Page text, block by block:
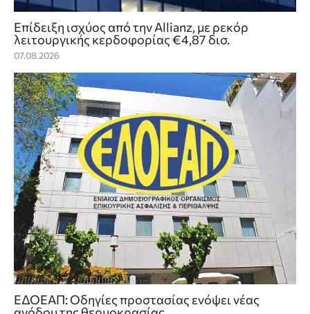
Επίδειξη ισχύος από την Allianz, με ρεκόρ
λειτουργικής κερδοφορίας €4,87 δισ.
07.08.2026
ΕΔΟΕΑΠ: Οδηγίες προστασίας ενόψει νέας